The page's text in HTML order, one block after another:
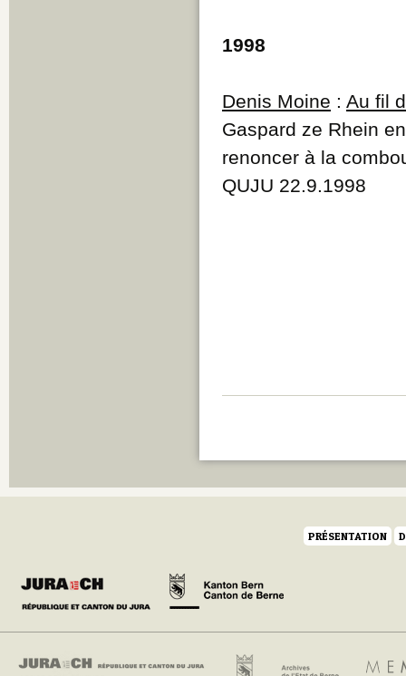
1998
Denis Moine : Au fil
Gaspard ze Rhein
renoncer à la
QUJU 22.9.1998
PRÉSENTATION